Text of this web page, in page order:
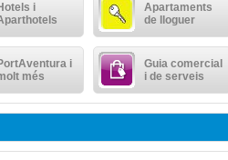
i
Apartaments
de lloguer
i
més
Guia comercial
i de serveis